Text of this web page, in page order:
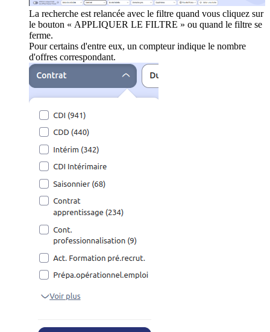
La recherche est relancée avec le filtre quand vous cliquez sur
le bouton « APPLIQUER LE FILTRE » ou quand le filtre se
ferme.
Pour certains d'entre eux, un compteur indique le nombre
d'offres correspondant.